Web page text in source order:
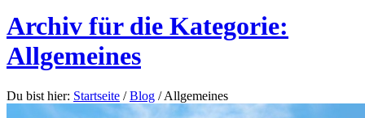
Archiv für die Kategorie:
Allgemeines
Du bist hier: Startseite / Blog / Allgemeines